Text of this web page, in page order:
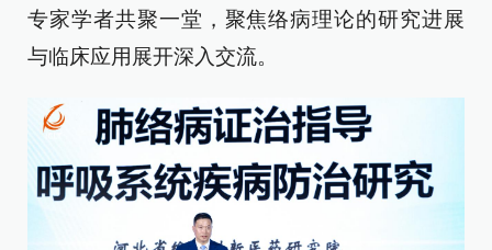
专家学者共聚一堂，聚焦络病理论的研究进展
与临床应用展开深入交流。